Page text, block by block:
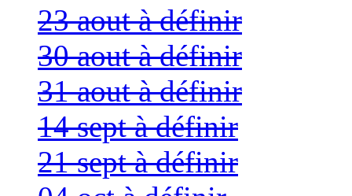
23 aout à définir
30 aout à définir
31 aout à définir
14 sept à définir
21 sept à définir